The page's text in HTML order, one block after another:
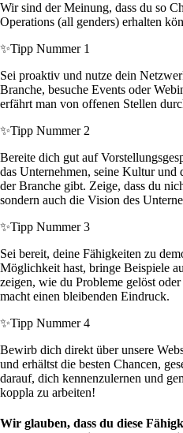
Wir sind der Meinung, dass du so
Operations (all genders) erhalten
✨Tipp Nummer 1
Sei proaktiv und nutze dein
Branche, besuche Events oder
erfährt man von offenen Stellen
✨Tipp Nummer 2
Bereite dich gut auf
das Unternehmen, seine Kultur und
der Branche gibt. Zeige, dass du
sondern auch die Vision des
✨Tipp Nummer 3
Sei bereit, deine Fähigkeiten zu
Möglichkeit hast, bringe Beispiele
zeigen, wie du Probleme gelöst oder
macht einen bleibenden Eindruck.
✨Tipp Nummer 4
Bewirb dich direkt über unsere
und erhältst die besten Chancen,
darauf, dich kennenzulernen und
koppla zu arbeiten!
Wir glauben, dass du diese